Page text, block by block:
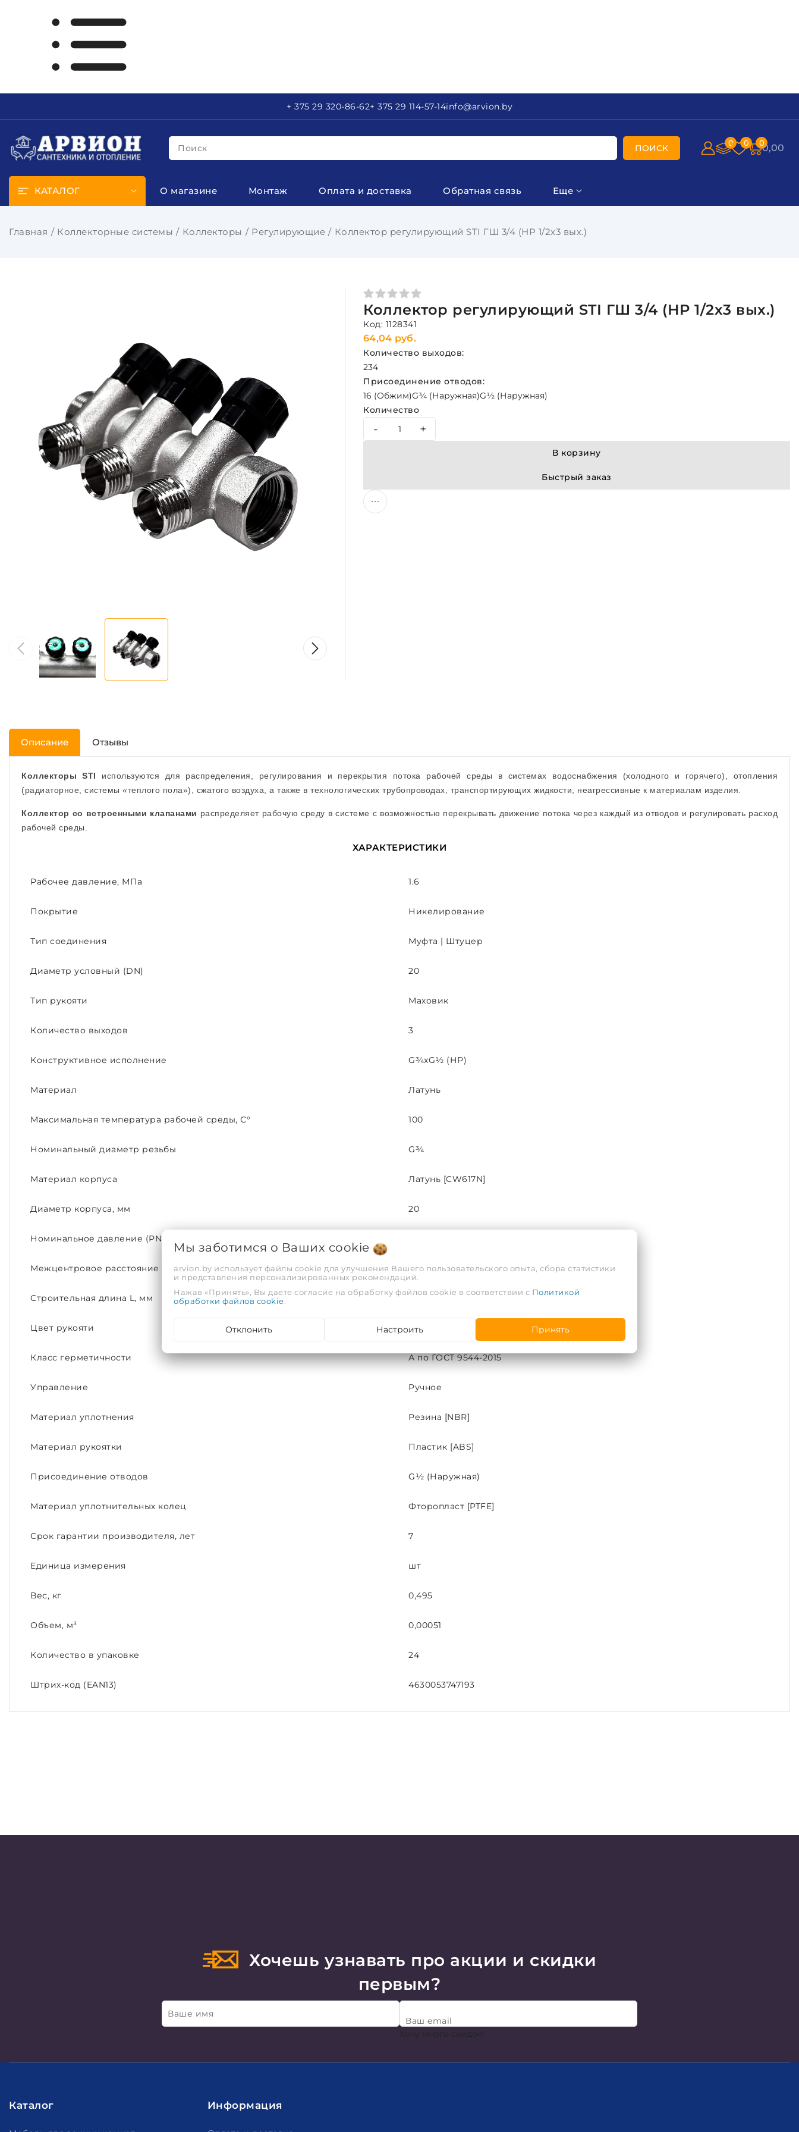
+ 375 29 320-86-62+ 375 29 114-57-14info@arvion.by
Поиск ПОИСК 0 0 00,00
КАТАЛОГ О магазине Монтаж Оплата и доставка Обратная связь Еще
Главная Коллекторные системы Коллекторы Регулирующие Коллектор регулирующий STI ГШ 3/4 (НР 1/2х3 вых.)
Коллектор регулирующий STI ГШ 3/4 (НР 1/2х3 вых.)
Код: 1128341
64,04 руб.
Количество выходов:
234
Присоединение отводов:
16 (Обжим)G¾ (Наружная)G½ (Наружная)
Количество
- +
В корзину
Быстрый заказ
Описание Отзывы
Коллекторы STI
используются для распределения, регулирования и перекрытия потока рабочей среды в системах водоснабжения (холодного и горячего), отопления
(радиаторное, системы «теплого пола»), сжатого воздуха, а также в технологических трубопроводах, транспортирующих жидкости, неагрессивные к материалам изделия.
Коллектор со встроенными клапанами распределяет рабочую среду в системе с возможностью перекрывать движение потока через каждый из отводов и регулировать расход
рабочей среды.
ХАРАКТЕРИСТИКИ
Рабочее давление, МПа 1.6
Покрытие Никелирование
Тип соединения Муфта | Штуцер
Диаметр условный (DN) 20
Тип рукояти Маховик
Количество выходов 3
Конструктивное исполнение G¾хG½ (НР)
Материал Латунь
Максимальная температура рабочей среды, С° 100
Номинальный диаметр резьбы G¾
Материал корпуса Латунь [CW617N]
Диаметр корпуса, мм 20
Номинальное давление (PN)
Межцентровое расстояние 36
Строительная длина L, мм 127
Цвет рукояти Черный | Зеленый
Класс герметичности А по ГОСТ 9544-2015
Управление Ручное
Материал уплотнения Резина [NBR]
Материал рукоятки Пластик [ABS]
Присоединение отводов G½ (Наружная)
Материал уплотнительных колец Фторопласт [PTFE]
Срок гарантии производителя, лет 7
Единица измерения шт
Вес, кг 0,495
Объем, м³ 0,00051
Количество в упаковке 24
Штрих-код (EAN13) 4630053747193
Хочешь узнавать про акции и скидки
первым?
Ваше имя
Ваш email
Хочу много скидок!
Каталог Информация
Мы заботимся о Ваших cookie
arvion.by использует файлы cookie для улучшения Вашего пользовательского опыта, сбора статистики
и представления персонализированных рекомендаций.
Нажав «Принять», Вы даете согласие на обработку файлов cookie в соответствии с Политикой
обработки файлов cookie.
Отклонить Настроить Принять